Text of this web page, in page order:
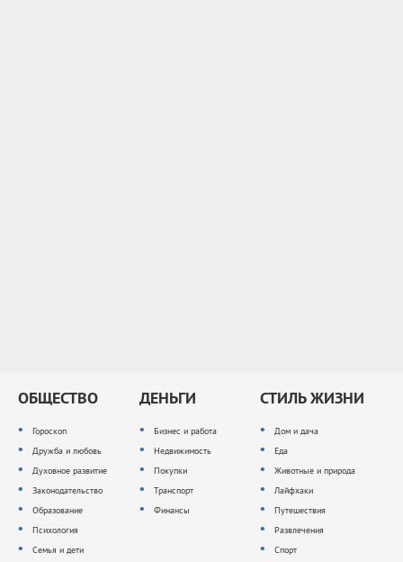
ОБЩЕСТВО
Гороскоп
Дружба и любовь
Духовное развитие
Законодательство
Образование
Психология
Семья и дети
ДЕНЬГИ
Бизнес и работа
Недвижимость
Покупки
Транспорт
Финансы
СТИЛЬ ЖИЗНИ
Дом и дача
Еда
Животные и природа
Лайфхаки
Путешествия
Развлечения
Спорт